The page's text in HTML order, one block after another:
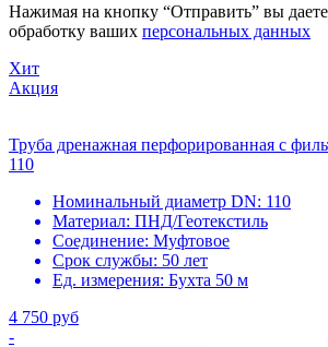
Нажимая на кнопку “Отправить” вы даете
обработку ваших персональных данных
Хит
Акция
Труба дренажная перфорированная с
110
Номинальный диаметр DN: 110
Материал: ПНД/Геотекстиль
Соединение: Муфтовое
Срок службы: 50 лет
Ед. измерения: Бухта 50 м
4 750 руб
-